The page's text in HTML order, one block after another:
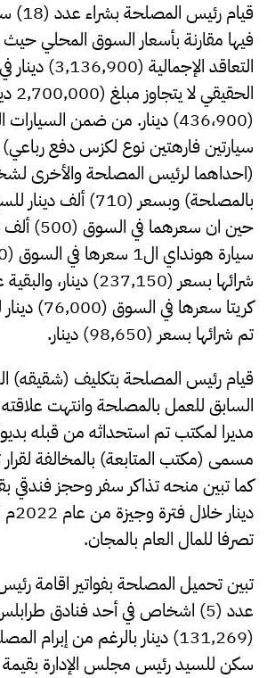
قيام
فيها مقارنة بأسعار السوق المحلي
التعاقد
(436،900) دينار. من ضمن
(احداهما لرئيس المصلحة والأخرى
بالمصلحة) وبسعر (710)
حين ان
كريتا سعرها
تم شرائها بسعر (98,650) دينار.
قيام رئيس المصلحة بتكليف (شقيقه)
السابق للعمل بالمصلحة وانتهت
مديرا لمكتب تم استحداثه من قبله
مسمى (مكتب المتابعة) بالمخالفة
تصرفا للمال العام بالمجان.
تبين تحميل المصلحة بفواتير اقامة
عدد (5) اشخاص في أحد فنادق
(131,269) دينار بالرغم من إبرام
سكن للسيد رئيس مجلس الإدارة بقيمة (6,000)